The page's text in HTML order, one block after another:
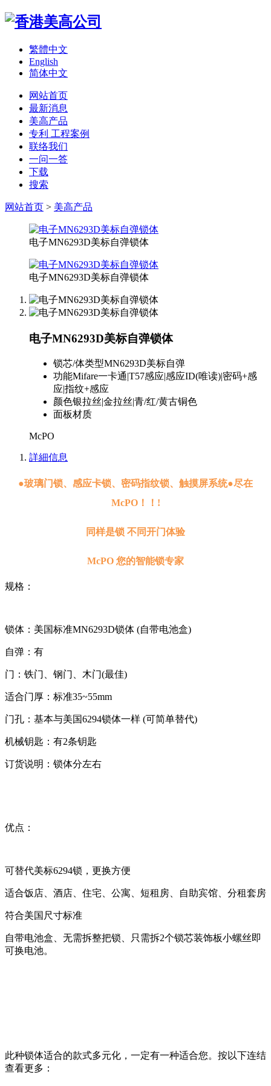
繁體中文
English
简体中文
网站首页
最新消息
美高产品
专利 工程案例
联络我们
一问一答
下载
搜索
网站首页 > 美高产品
电子MN6293D美标自弹锁体
电子MN6293D美标自弹锁体
电子MN6293D美标自弹锁体
锁芯/体类型MN6293D美标自弹
功能Mifare一卡通|T57感应|感应ID(唯读)|密码+感
应|指纹+感应
颜色银拉丝|金拉丝|青/红/黄古铜色
面板材质
McPO
詳細信息
●玻璃门锁、感应卡锁、密码指纹锁、触摸屏系统●尽在
McPO！！!
同样是锁 不同开门体验
McPO 您的智能锁专家
规格：
锁体：美国标准MN6293D锁体 (自带电池盒)
自弹：有
门：铁门、钢门、木门(最佳)
适合门厚：标准35~55mm
门孔：基本与美国6294锁体一样 (可简单替代)
机械钥匙：有2条钥匙
订货说明：锁体分左右
优点：
可替代美标6294锁，更换方便
适合饭店、酒店、住宅、公寓、短租房、自助宾馆、分租套房
符合美国尺寸标准
自带电池盒、无需拆整把锁、只需拆2个锁芯装饰板小螺丝即
可换电池。
此种锁体适合的款式多元化，一定有一种适合您。按以下连结
查看更多：